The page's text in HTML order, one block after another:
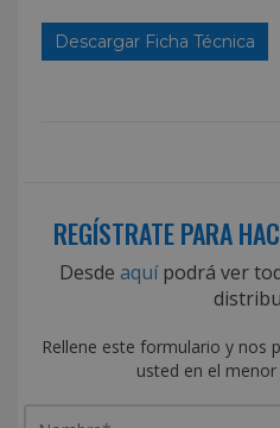
Descargar Ficha Técnica
REGÍSTRATE PARA
Desde aquípodrá ver
Rellene este formulario y nos
usted en el